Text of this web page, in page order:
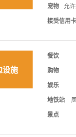
宠物 允
接受信用卡
设施
餐饮
购物
娱乐
地铁站
景点